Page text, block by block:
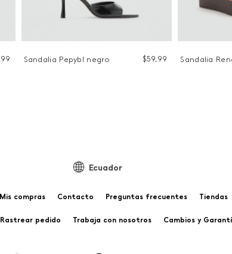
99 Sandalia Pepybl negro $59 99 Sandalia
Ecuador
Mis compras Contacto Preguntas frecuentes Tiendas
Rastrear pedido Trabaja con nosotros Cambios y